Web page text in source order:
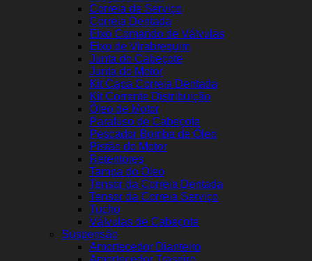
Correia de Serviço
Correia Dentada
Eixo Comando de Válvulas
Eixo de Virabrequim
Junta do Cabeçote
Junta do Motor
Kit Capa Correia Dentada
Kit Corrente Distribuição
Óleo de Motor
Parafuso de Cabeçote
Pescador Bomba de Óleo
Pistão do Motor
Retentores
Tampa do Óleo
Tensor da Correia Dentada
Tensor da Correia Serviço
Tucho
Válvulas de Cabeçote
Suspensão
Amortecedor Dianteiro